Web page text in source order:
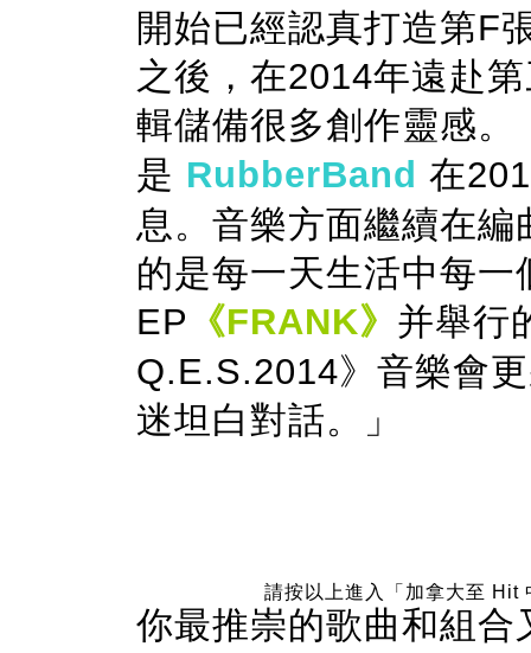
開始已經認真打造第F
之後，在2014年遠赴
輯儲備很多創作靈感。
是 RubberBand 在
息。音樂方面繼續在
的是每一天生活中每
EP 《FRANK》 并舉行
Q.E.S.2014》音樂會
迷坦白對話。」
請按以上進入「加拿大至 Hit
你最推崇的歌曲和組合